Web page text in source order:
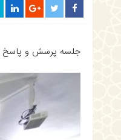
جلسه پرسش و پاسخ